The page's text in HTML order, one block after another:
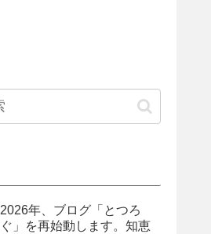
2026年、ブログ「とつろ
ぐ」を再始動します。知恵